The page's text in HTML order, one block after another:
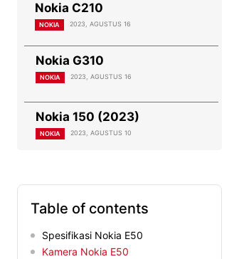
Nokia C210
NOKIA 2023, AGUSTUS 16
Nokia G310
NOKIA 2023, AGUSTUS 16
Nokia 150 (2023)
NOKIA 2023, AGUSTUS 10
Table of contents
Spesifikasi Nokia E50
Kamera Nokia E50